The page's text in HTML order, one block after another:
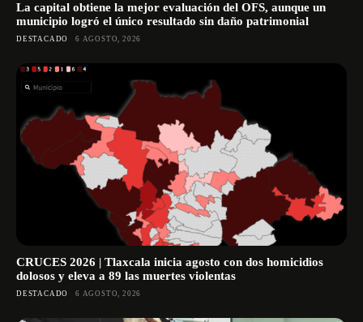
La capital obtiene la mejor evaluación del OFS, aunque un
municipio logró el único resultado sin daño patrimonial
DESTACADO 6 AGOSTO, 2026
CRUCES 2026 | Tlaxcala inicia agosto con dos homicidios
dolosos y eleva a 89 las muertes violentas
DESTACADO 6 AGOSTO, 2026